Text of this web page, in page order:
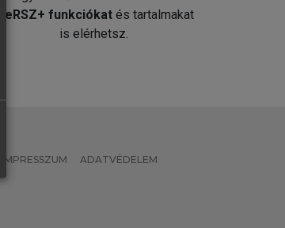
MeRSZ+ funkciókat és tartalmakat
is elérhetsz.
IMPRESSZUM ADATVÉDELEM